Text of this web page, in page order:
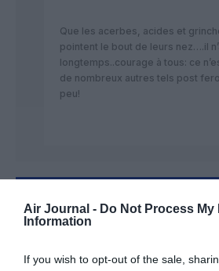
Air Journal - Do Not Process My
Information
If you wish to opt-out of the sale,
Que les acerbes, acides et
pointent le bout de leurs nez….il
longtemps..courage à tous: ce
de nombreux autres tels post
peu!